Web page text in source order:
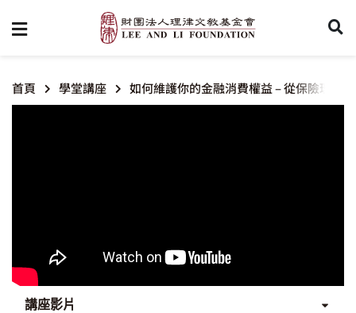
首頁 學堂講座 如何維護你的金融消費權益 – 從保險理賠
講座影片